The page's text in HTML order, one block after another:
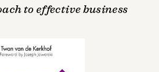
to effective business